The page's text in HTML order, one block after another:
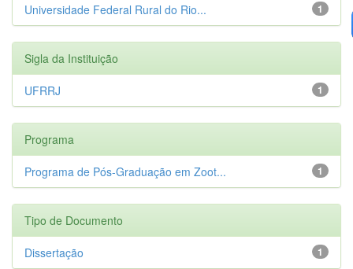
1
Universidade Federal Rural do Rio...
Sigla da Instituição
1
UFRRJ
Programa
1
Programa de Pós-Graduação em Zoot...
Tipo de Documento
1
Dissertação